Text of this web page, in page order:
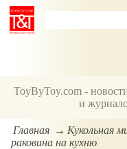
ToyByToy.com -
и
Главная Кукольная
раковина на кухню